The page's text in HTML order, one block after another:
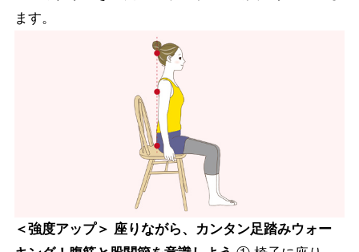
ます。
＜強度アップ＞ 座りながら、カンタン足踏みウォー